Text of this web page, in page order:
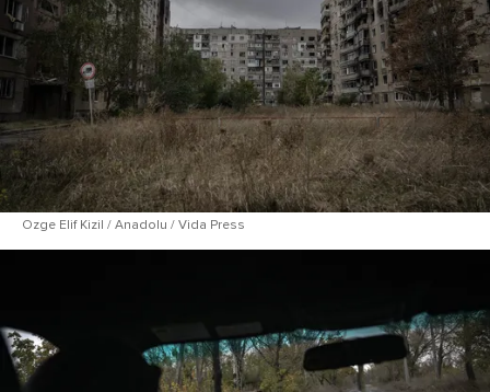
Ozge Elif Kizil / Anadolu / Vida Press